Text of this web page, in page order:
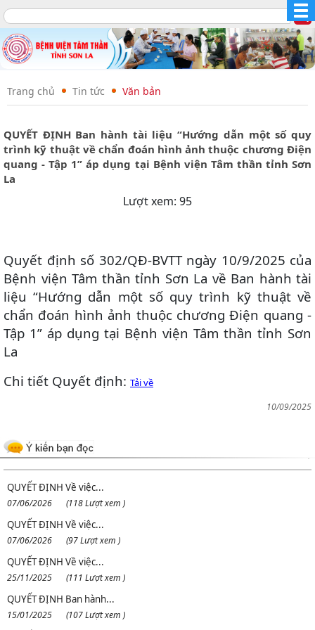
Trang chủ Tin tức Văn bản
QUYẾT ĐỊNH Ban hành tài liệu “Hướng dẫn một số quy
trình kỹ thuật về chẩn đoán hình ảnh thuộc chương Điện
quang - Tập 1” áp dụng tại Bệnh viện Tâm thần tỉnh Sơn
La
Lượt xem: 95
Quyết định số 302/QĐ-BVTT ngày 10/9/2025 của
Bệnh viện Tâm thần tỉnh Sơn La về Ban hành tài
liệu “Hướng dẫn một số quy trình kỹ thuật về
chẩn đoán hình ảnh thuộc chương Điện quang -
Tập 1” áp dụng tại Bệnh viện Tâm thần tỉnh Sơn
La
Chi tiết Quyết định: Tải về
10/09/2025
QUYẾT ĐỊNH Về việc...
07/06/2026 (118 Lượt xem )
QUYẾT ĐỊNH Về việc...
07/06/2026 (97 Lượt xem )
QUYẾT ĐỊNH Về việc...
25/11/2025 (111 Lượt xem )
QUYẾT ĐỊNH Ban hành...
15/01/2025 (107 Lượt xem )